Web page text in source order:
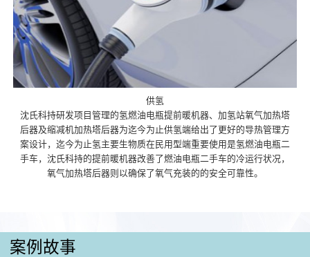
供氢
沈氏科持研发项目管理的氢燃油电瓶提前暖机器、加氢站氧气加热塔
后器及缩减机加热塔后器为迄今为止供氢端给出了更好的导热管理方
案设计，迄今为止氢主要生物质在民用型端重要使用是氢燃油电瓶二
手车，沈氏科持的提前暖机器改善了燃油电瓶二手车的冷运行状况，
氧气加热塔后器则以确保了氧气充装的的安全可靠性。
案例故事